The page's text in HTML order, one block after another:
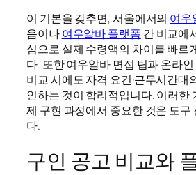
이 기본을 갖추면, 서울에서의 여우
음이나여우알바 플랫폼 간 비교에
심으로 실제 수령액의 차이를 빠르
다. 또한 여우알바 면접 팁과 온라
비교 시에도 자격 요건·근무시간대
인하는 것이 합리적입니다. 이러한
제 구현 과정에서 중요한 것은 도구
다.
구인 공고 비교와